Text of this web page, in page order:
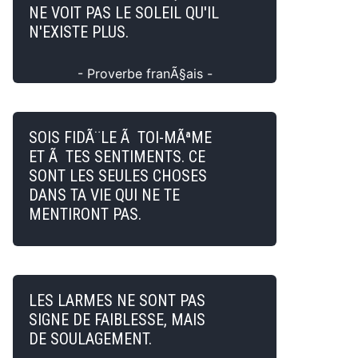
NE VOIT PAS LE SOLEIL QU'IL
N'EXISTE PLUS.
- Proverbe franÃ§ais -
SOIS FIDÃ¨LE Ã TOI-MÃªME
ET Ã TES SENTIMENTS. CE
SONT LES SEULES CHOSES
DANS TA VIE QUI NE TE
MENTIRONT PAS.
LES LARMES NE SONT PAS
SIGNE DE FAIBLESSE, MAIS
DE SOULAGEMENT.